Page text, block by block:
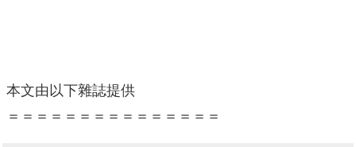
本文由以下雜誌提供
＝＝＝＝＝＝＝＝＝＝＝＝＝＝＝